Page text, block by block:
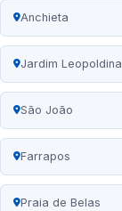
Anchieta
Jardim Leopoldina
São João
Farrapos
Praia de Belas